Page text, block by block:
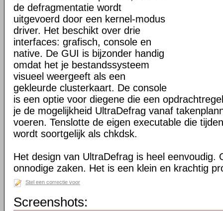
de defragmentatie wordt
uitgevoerd door een kernel-modus
driver. Het beschikt over drie
interfaces: grafisch, console en
native. De GUI is bijzonder handig
omdat het je bestandssysteem
visueel weergeeft als een
gekleurde clusterkaart. De console
is een optie voor diegene die een
je de mogelijkheid UltraDefrag vanaf
voeren. Tenslotte de eigen executable die
wordt soortgelijk als chkdsk.
Het design van UltraDefrag is heel eenvoudig.
onnodige zaken. Het is een klein en krachtig
Stel een correctie voor
Screenshots: